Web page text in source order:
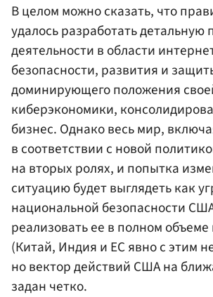
В целом можно сказать, что
удалось разработать детальную
деятельности в области
безопасности, развития и
доминирующего положения
киберэкономики,
бизнес. Однако весь мир,
в соответствии с новой
на вторых ролях, и попытка
ситуацию будет выглядеть как
национальной безопасности
реализовать ее в полном
(Китай, Индия и ЕС явно с этим
но вектор действий США на
задан четко.